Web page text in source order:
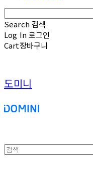
Search 검색
Log In로그인
Cart장바구니
도미니